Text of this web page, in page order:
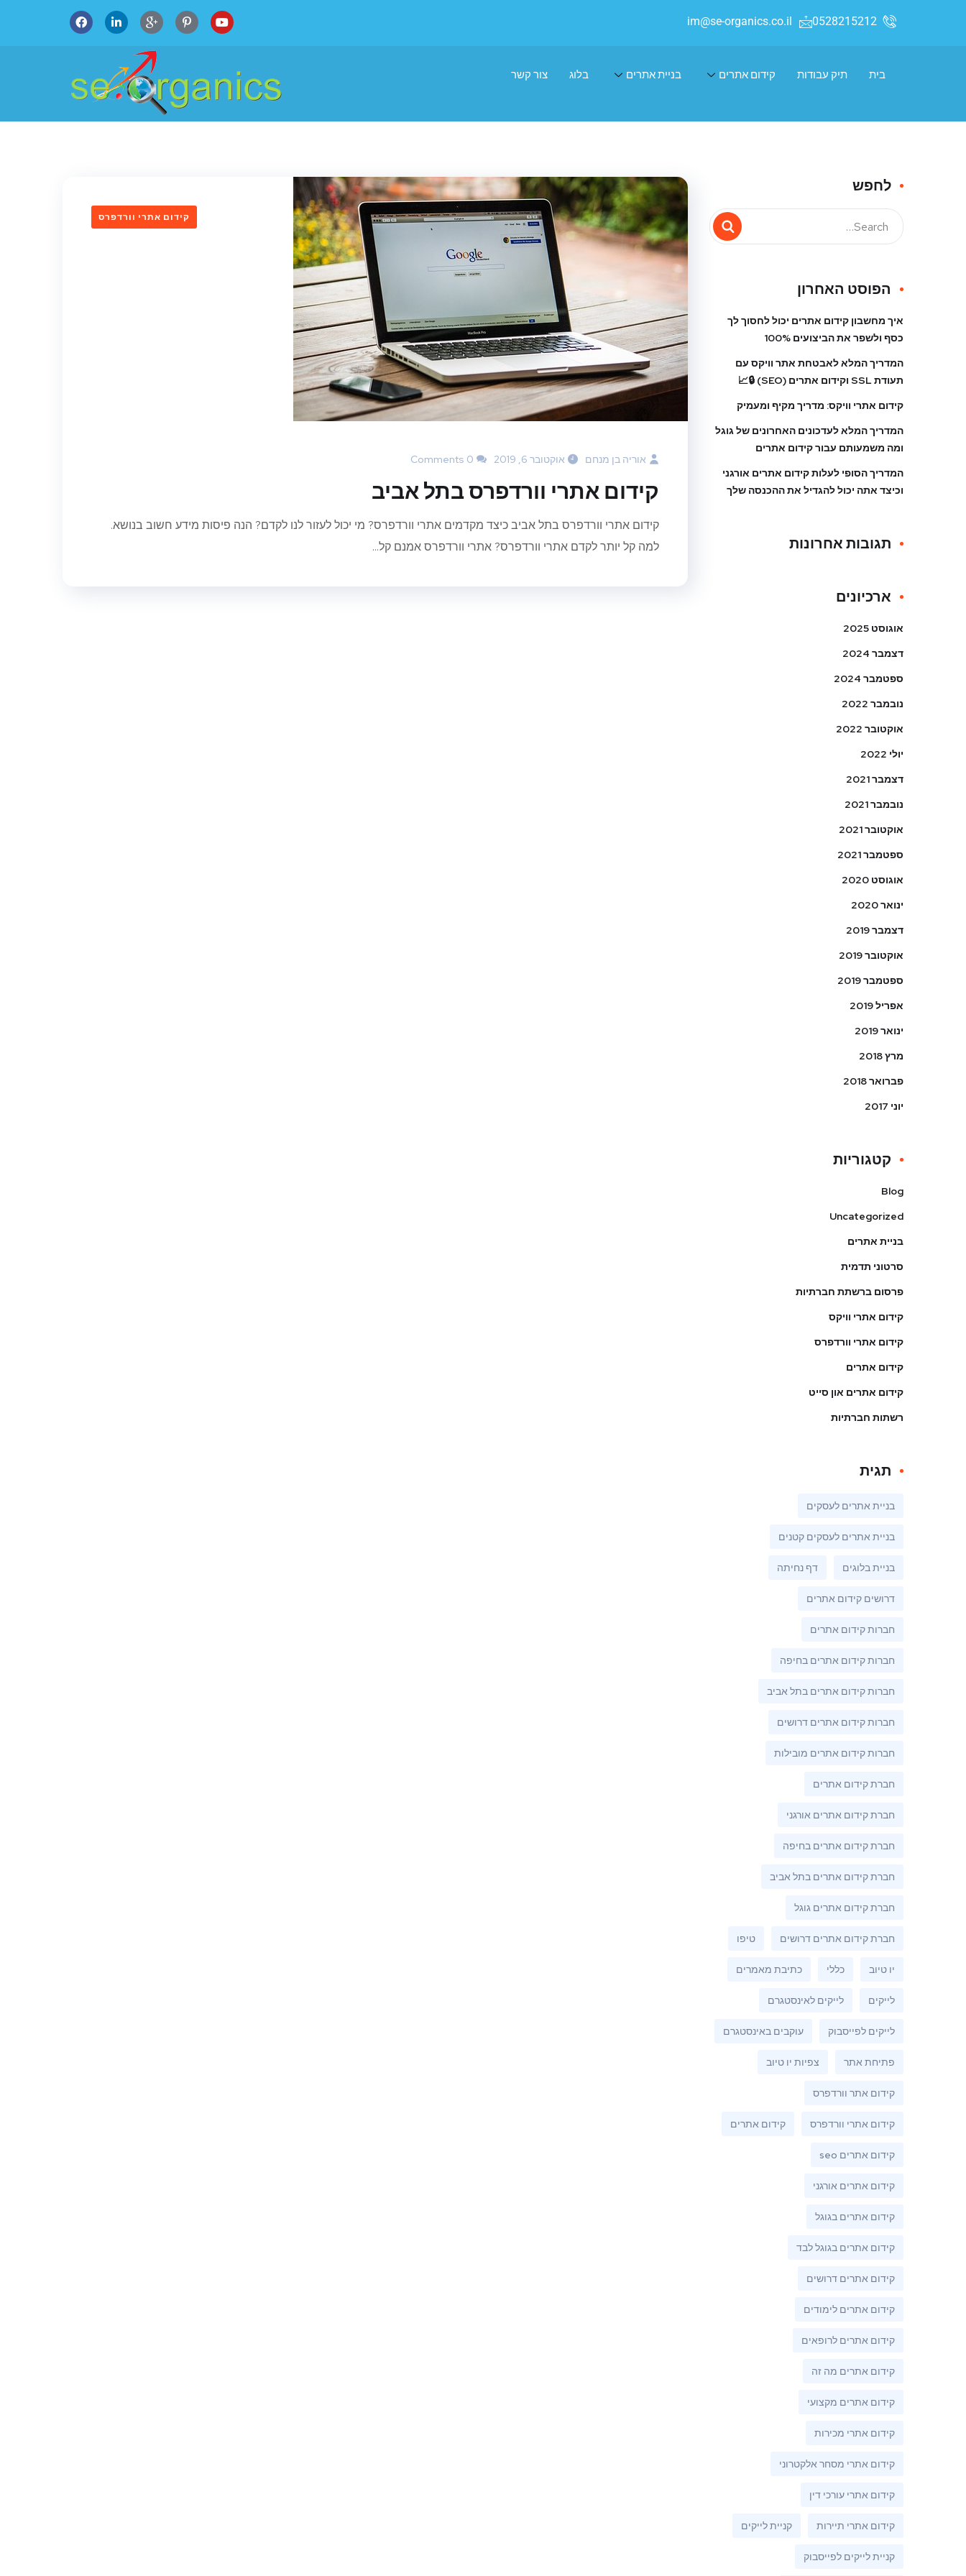
0528215212
im@se-organics.co.il
בית תיק עבודות קידום אתרים בניית אתרים בלוג צור קשר
קידום אתרי וורדפרס
אוריה בן מנחם אוקטובר 6, 2019 0 Comments
קידום אתרי וורדפרס בתל אביב
קידום אתרי וורדפרס בתל אביב כיצד מקדמים אתרי וורדפרס? מי יכול לעזור לנו לקדם? הנה פיסות מידע חשוב בנושא.
למה קל יותר לקדם אתרי וורדפרס? אתרי וורדפרס אמנם קל...
לחפש
הפוסט האחרון
איך מחשבון קידום אתרים יכול לחסוך לך
כסף ולשפר את הביצועים 100%
המדריך המלא לאבטחת אתר וויקס עם
תעודת SSL וקידום אתרים (SEO) 🔒📈
קידום אתרי וויקס: מדריך מקיף ומעמיק
המדריך המלא לעדכונים האחרונים של גוגל
ומה משמעותם עבור קידום אתרים
המדריך הסופי לעלות קידום אתרים אורגני
וכיצד אתה יכול להגדיל את ההכנסה שלך
תגובות אחרונות
ארכיונים
אוגוסט 2025
דצמבר 2024
ספטמבר 2024
נובמבר 2022
אוקטובר 2022
יולי 2022
דצמבר 2021
נובמבר 2021
אוקטובר 2021
ספטמבר 2021
אוגוסט 2020
ינואר 2020
דצמבר 2019
אוקטובר 2019
ספטמבר 2019
אפריל 2019
ינואר 2019
מרץ 2018
פברואר 2018
יוני 2017
קטגוריות
Blog
Uncategorized
בניית אתרים
סרטוני תדמית
פרסום ברשתת חברתיות
קידום אתרי וויקס
קידום אתרי וורדפרס
קידום אתרים
קידום אתרים און סייט
רשתות חברתיות
תגית
בניית אתרים לעסקים
בניית אתרים לעסקים קטנים
בניית בלוגים דף נחיתה
דרושים קידום אתרים
חברות קידום אתרים
חברות קידום אתרים בחיפה
חברות קידום אתרים בתל אביב
חברות קידום אתרים דרושים
חברות קידום אתרים מובילות
חברת קידום אתרים
חברת קידום אתרים אורגני
חברת קידום אתרים בחיפה
חברת קידום אתרים בתל אביב
חברת קידום אתרים גוגל
חברת קידום אתרים דרושים טיפו
יו טיוב כללי כתיבת מאמרים
לייקים לייקים לאינסטגרם
לייקים לפייסבוק עוקבים באינסטגרם
פתיחת אתר צפיות יו טיוב
קידום אתר וורדפרס
קידום אתרי וורדפרס קידום אתרים
קידום אתרים seo
קידום אתרים אורגני
קידום אתרים בגוגל
קידום אתרים בגוגל לבד
קידום אתרים דרושים
קידום אתרים לימודים
קידום אתרים לרופאים
קידום אתרים מה זה
קידום אתרים מקצועי
קידום אתרי מכירות
קידום אתרי מסחר אלקטרוני
קידום אתרי עורכי דין
קידום אתרי תיירות קניית לייקים
קניית לייקים לפייסבוק